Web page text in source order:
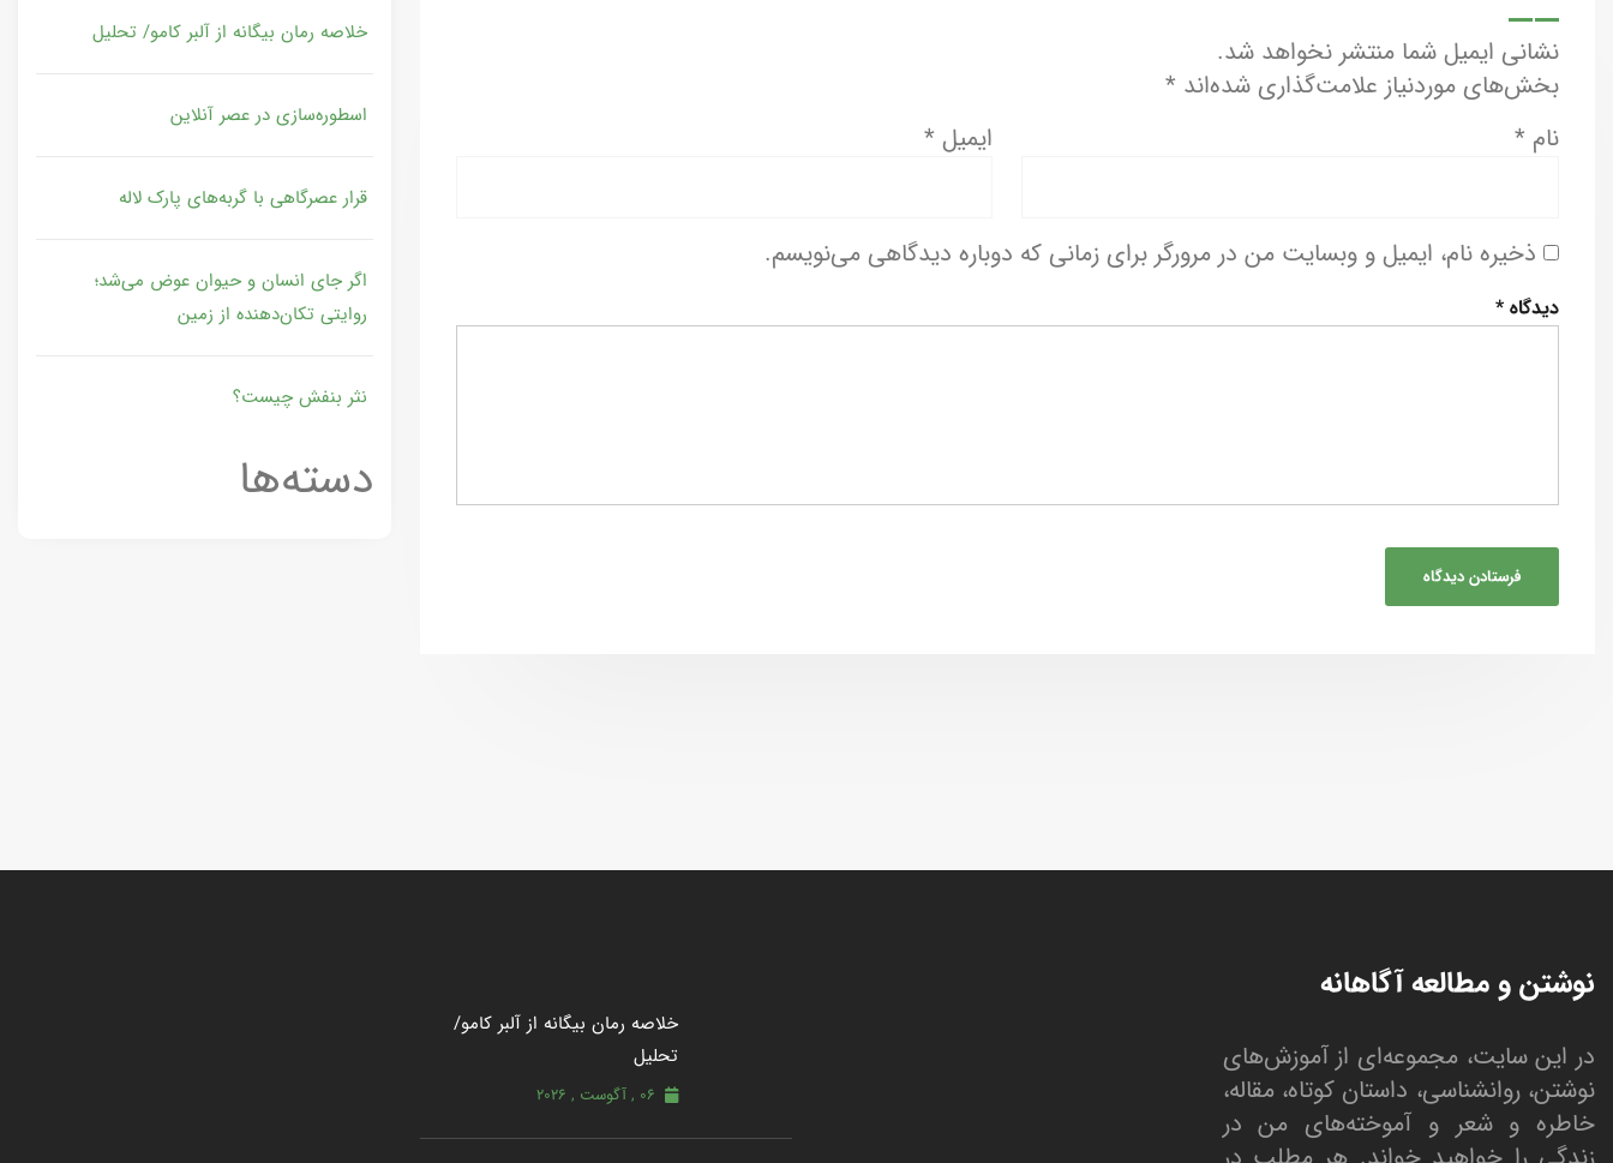
نشانی ایمیل شما منتشر نخواهد شد.
بخش‌های موردنیاز علامت‌گذاری شده‌اند *
نام * ایمیل *
ذخیره نام، ایمیل و وبسایت من در مرورگر برای زمانی که دوباره دیدگاهی می‌نویسم.
دیدگاه*
خلاصه رمان بیگانه از آلبر کامو/ تحلیل
اسطوره‌سازی در عصر آنلاین
قرار عصرگاهی با گربه‌های پارک لاله
اگر جای انسان و حیوان عوض می‌شد؛
روایتی تکان‌دهنده از زمین
نثر بنفش چیست؟
دسته‌ها
نوشتن و مطالعه آگاهانه
در این سایت، مجموعه‌ای از آموزش‌های
نوشتن، روانشناسی، داستان کوتاه، مقاله،
خاطره و شعر و آموخته‌های من در
خلاصه رمان بیگانه از آلبر کامو/
تحلیل
06 , آگوست , 2026